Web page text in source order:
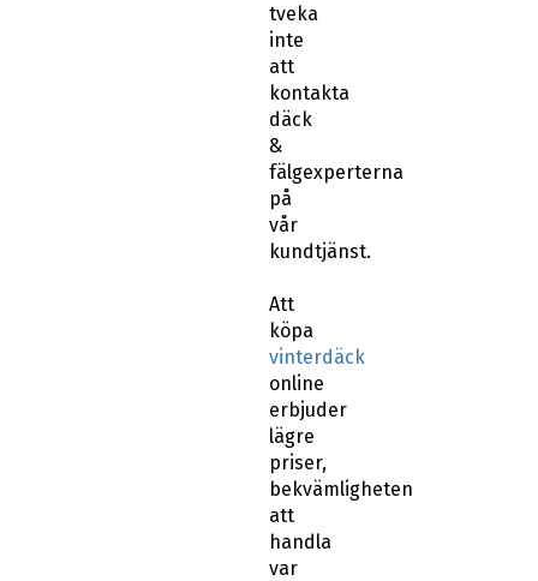
tveka
inte
att
kontakta
däck
&
fälgexperterna
på
vår
kundtjänst.
Att
köpa
vinterdäck
online
erbjuder
lägre
priser,
bekvämligheten
att
handla
var